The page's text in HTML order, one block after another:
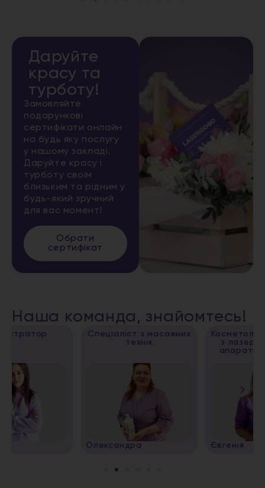
Даруйте
красу та
турботу!
Замовляйте
подарункові
сертифікати онлайн
на будь яку послугу
у нашому закладі.
Даруйте красу і
турботу своїм
близьким та рідним у
будь-який зручний
для вас момент!
Обрати
сертифікат
Наша команда, знайомтесь!
Спеціаліст з масажних
Косметолог, спеціаліст
з лазерної епіляції,
апаратних методик